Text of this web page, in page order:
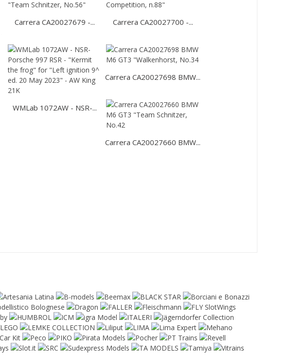
Carrera CA20027679 -... Carrera CA20027700 -...
WMLab 1072AW - NSR-...
Carrera CA20027698 BMW...
Carrera CA20027660 BMW...